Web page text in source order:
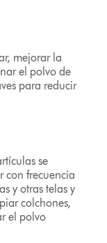
mejorar la
el polvo de
para reducir
se
con frecuencia
y otras telas y
colchones,
el polvo